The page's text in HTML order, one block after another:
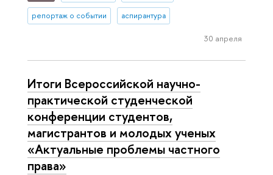
репортаж о событии аспирантура
30 апреля
Итоги Всероссийской научно-
практической студенческой
конференции студентов,
магистрантов и молодых ученых
«Актуальные проблемы частного
права»